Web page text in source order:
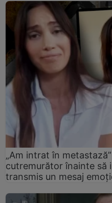
„Am intrat în
cutremurător înainte să
transmis un mesaj